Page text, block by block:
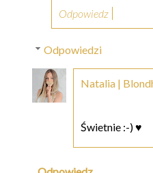
Odpowiedz
Odpowiedzi
Natalia |
Świetnie :-) ♥